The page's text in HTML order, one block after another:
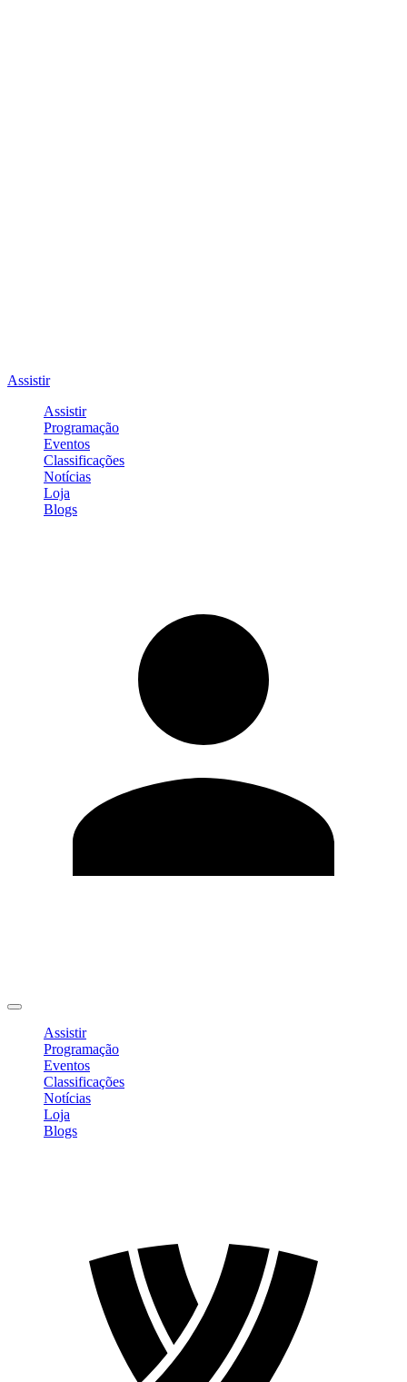
Assistir
Assistir
Programação
Eventos
Classificações
Notícias
Loja
Blogs
Assistir
Programação
Eventos
Classificações
Notícias
Loja
Blogs